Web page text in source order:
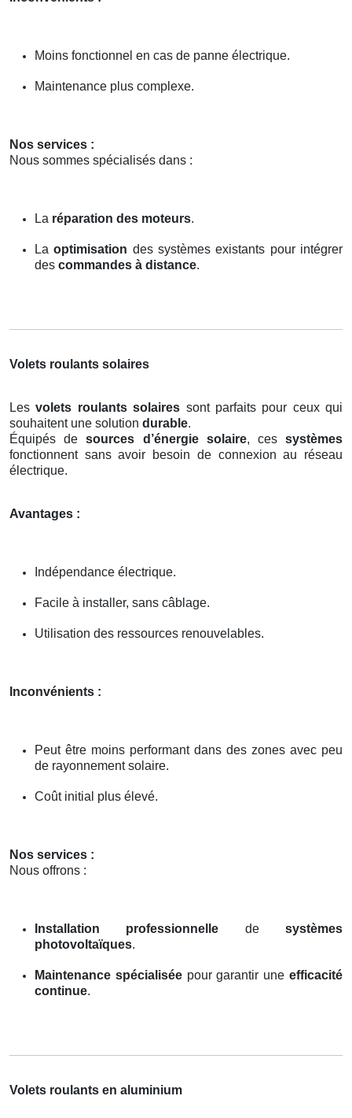
Moins fonctionnel en cas de panne électrique.
Maintenance plus complexe.
Nos services :
Nous sommes spécialisés dans :
La réparation des moteurs.
Laoptimisation des systèmes existants pour intégrer
des commandes à distance.
Volets roulants solaires
Lesvolets roulants solaires sont parfaits pour ceux qui
souhaitent une solution durable.
Équipés desources d’énergie solaire, cessystèmes
fonctionnent sans avoir besoin de connexion au réseau
électrique.
Avantages :
Indépendance électrique.
Facile à installer, sans câblage.
Utilisation des ressources renouvelables.
Inconvénients :
Peut être moins performant dans des zones avec peu
de rayonnement solaire.
Coût initial plus élevé.
Nos services :
Nous offrons :
Installation professionnelle desystèmes
photovoltaïques.
Maintenance spécialiséepour garantir uneefficacité
continue.
Volets roulants en aluminium